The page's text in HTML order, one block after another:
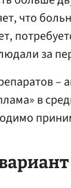
что
за
–
в